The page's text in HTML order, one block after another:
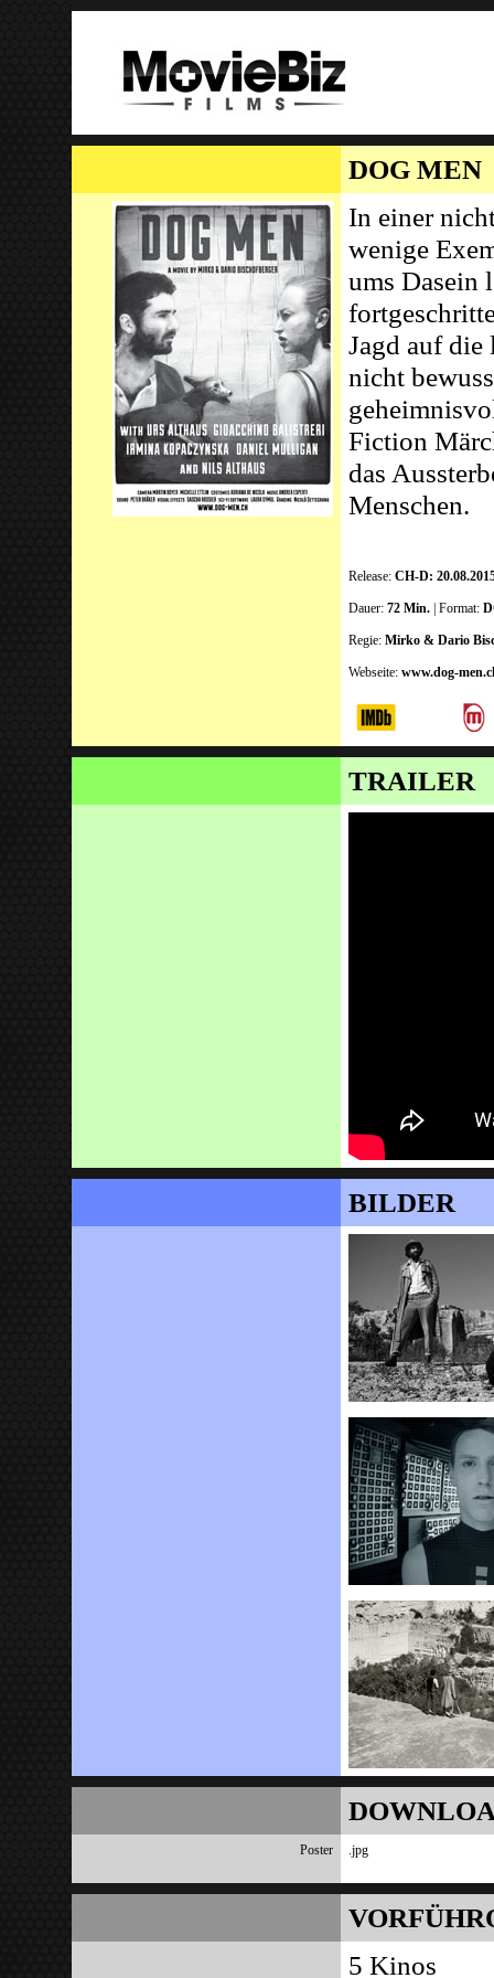
DOG MEN
In einer
wenige
ums Dasein
Jagd auf die
nicht
Fiction
das
Menschen.
Release: CH-D:
Dauer: 72 Min. | Format:
Regie: Mirko & Dario
Webseite: www.dog-
TRAILER
BILDER
Poster .jpg
5 Kinos